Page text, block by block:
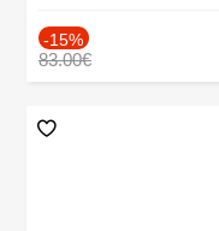
-15%
83.00€